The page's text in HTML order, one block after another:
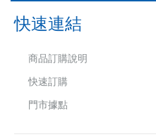
快速連結
商品訂購說明
快速訂購
門市據點